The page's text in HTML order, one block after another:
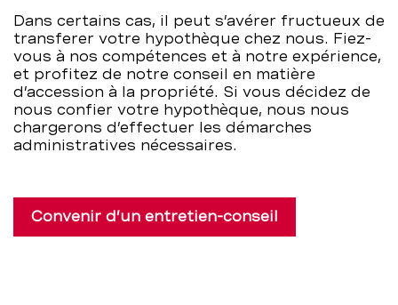
–
BCBE
Dans certains cas, il peut s’avérer fructueux de
transferer votre hypothèque chez nous. Fiez-
vous à nos compétences et à notre expérience,
et profitez de notre conseil en matière
d’accession à la propriété. Si vous décidez de
nous confier votre hypothèque, nous nous
chargerons d’effectuer les démarches
administratives nécessaires.
Convenir d’un entretien-conseil